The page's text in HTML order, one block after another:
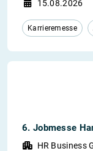
15.08.2026
Karrieremesse
6. Jobmesse
HR Business